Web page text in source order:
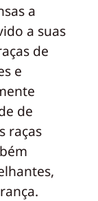
a
a suas
de
e
de
raças